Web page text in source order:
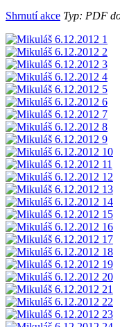
Shrnutí akce Typ: PDF